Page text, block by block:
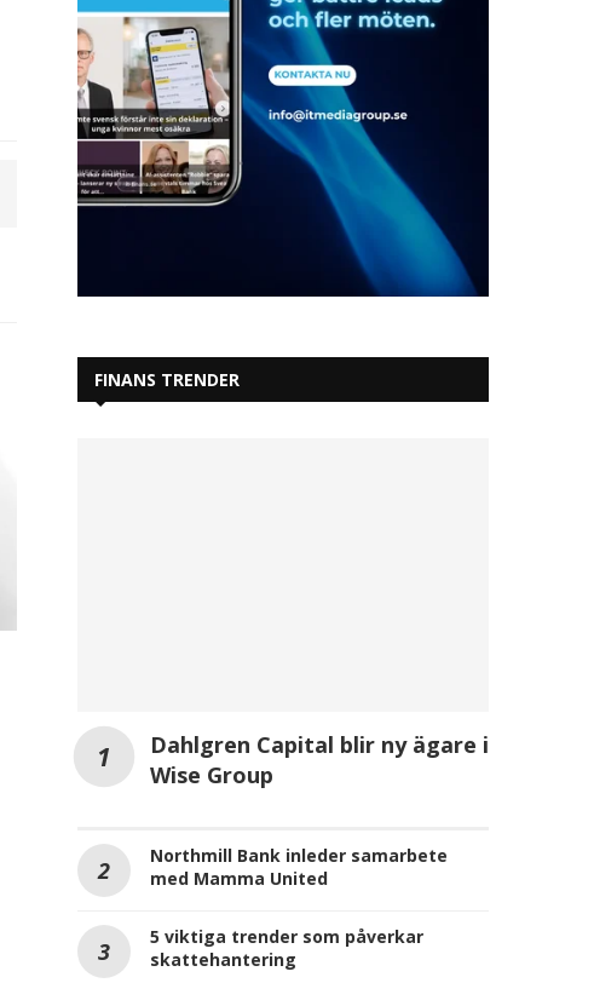
2026-05-22
FINANS TRENDER
Dahlgren Capital blir ny ägare i
Wise Group
Northmill Bank inleder samarbete
med Mamma United
5 viktiga trender som påverkar
skattehantering